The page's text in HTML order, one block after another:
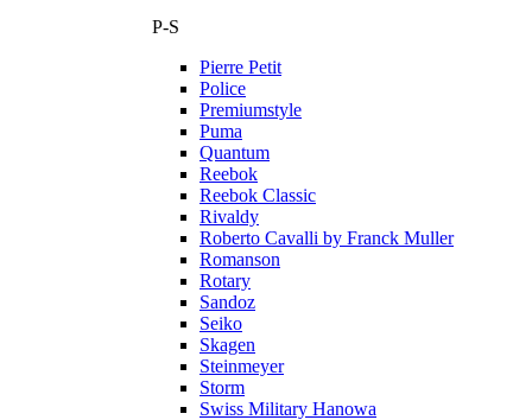
P-S
Pierre Petit
Police
Premiumstyle
Puma
Quantum
Reebok
Reebok Classic
Rivaldy
Roberto Cavalli by Franck Muller
Romanson
Rotary
Sandoz
Seiko
Skagen
Steinmeyer
Storm
Swiss Military Hanowa